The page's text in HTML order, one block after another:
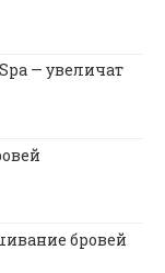
— увеличат
бровей